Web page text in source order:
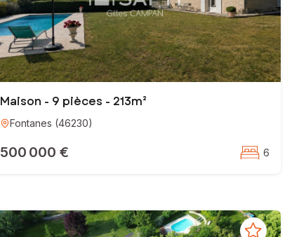
Maison - 9 pièces - 213m²
Fontanes (46230)
500 000 € 6